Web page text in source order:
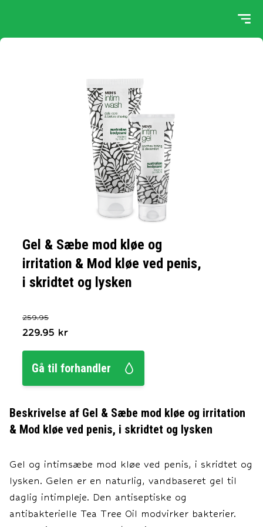
Gel & Sæbe mod kløe og
irritation & Mod kløe ved penis,
i skridtet og lysken
259.95
229.95 kr
Gå til forhandler
Beskrivelse af Gel & Sæbe mod kløe og irritation
& Mod kløe ved penis, i skridtet og lysken
Gel og intimsæbe mod kløe ved penis, i skridtet og
lysken. Gelen er en naturlig, vandbaseret gel til
daglig intimpleje. Den antiseptiske og
antibakterielle Tea Tree Oil modvirker bakterier.